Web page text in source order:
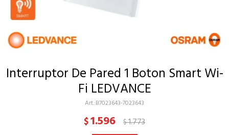
Interruptor De Pared 1 Boton Smart Wi-
Fi LEDVANCE
B7023643-7023643
$1.596 $1.773